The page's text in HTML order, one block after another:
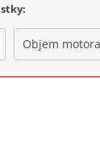
Objem motora